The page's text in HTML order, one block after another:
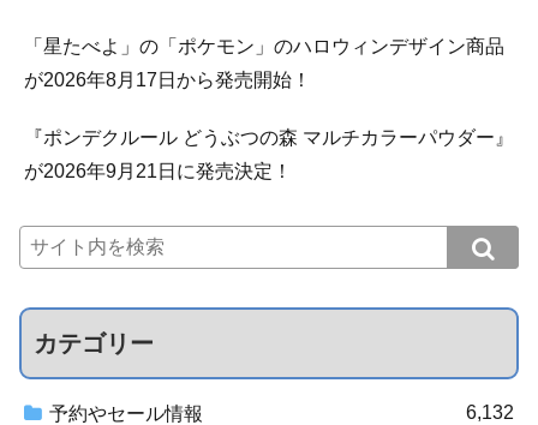
「星たべよ」の「ポケモン」のハロウィンデザイン商品
が2026年8月17日から発売開始！
『ポンデクルール どうぶつの森 マルチカラーパウダー』
が2026年9月21日に発売決定！
カテゴリー
予約やセール情報 6,132